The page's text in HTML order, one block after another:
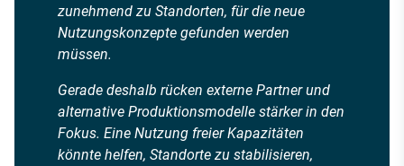
zunehmend zu Standorten, für die neue
Nutzungskonzepte gefunden werden
müssen.
Gerade deshalb rücken externe Partner und
alternative Produktionsmodelle stärker in den
Fokus. Eine Nutzung freier Kapazitäten
könnte helfen, Standorte zu stabilisieren,